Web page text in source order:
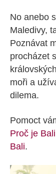
No anebo
Maledivy,
Poznávat
procházet
moři a
dilema.
Pomoct
Proč je
Bali.